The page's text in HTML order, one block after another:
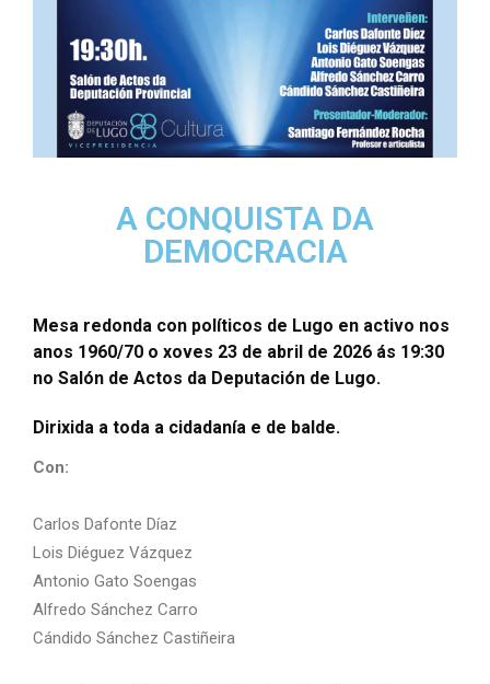
A CONQUISTA DA
DEMOCRACIA
Mesa redonda con políticos de Lugo en activo nos
anos 1960/70 o xoves 23 de abril de 2026 ás 19:30
no Salón de Actos da Deputación de Lugo.
Dirixida a toda a cidadanía e de balde.
Con:
Carlos Dafonte Díaz
Lois Diéguez Vázquez
Antonio Gato Soengas
Alfredo Sánchez Carro
Cándido Sánchez Castiñeira